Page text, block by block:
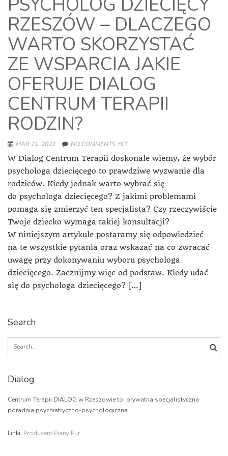
RZESZÓW – DLACZEGO
WARTO SKORZYSTAĆ
ZE WSPARCIA JAKIE
OFERUJE DIALOG
CENTRUM TERAPII
RODZIN?
MAR 21, 2022 NO COMMENTS YET
W Dialog Centrum Terapii doskonale wiemy, że wybór
psychologa dziecięcego to prawdziwe wyzwanie dla
rodziców. Kiedy jednak warto wybrać się
do psychologa dziecięcego? Z jakimi problemami
pomaga się zmierzyć ten specjalista? Czy rzeczywiście
Twoje dziecko wymaga takiej konsultacji?
W niniejszym artykule postaramy się odpowiedzieć
na te wszystkie pytania oraz wskazać na co zwracać
uwagę przy dokonywaniu wyboru psychologa
dziecięcego. Zacznijmy więc od podstaw. Kiedy udać
się do psychologa dziecięcego? […]
Search
Search
Dialog
Centrum Terapii DIALOG w Rzeszowie to prywatna specjalistyczna
poradnia psychiatryczno-psychologiczna.
Linki: Producent Piany Pur